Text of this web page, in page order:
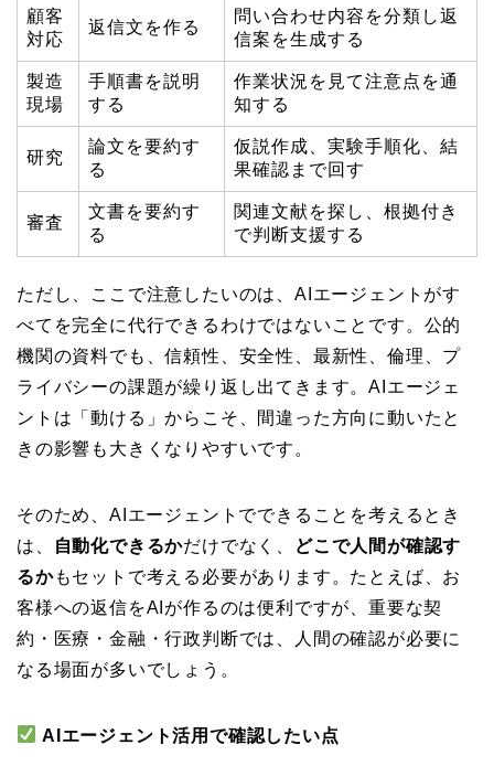
顧客
対応
返信文を作る
問い合わせ内容を分類し返
信案を生成する
製造
現場
手順書を説明
する
作業状況を見て注意点を通
知する
研究
論文を要約す
る
仮説作成、実験手順化、結
果確認まで回す
審査
文書を要約す
る
関連文献を探し、根拠付き
で判断支援する
ただし、ここで注意したいのは、AIエージェントがす
べてを完全に代行できるわけではないことです。公的
機関の資料でも、信頼性、安全性、最新性、倫理、プ
ライバシーの課題が繰り返し出てきます。AIエージェ
ントは「動ける」からこそ、間違った方向に動いたと
きの影響も大きくなりやすいです。
そのため、AIエージェントでできることを考えるとき
は、
自動化できるかだけでなく、
どこで人間が確認す
るかもセットで考える必要があります。たとえば、お
客様への返信をAIが作るのは便利ですが、重要な契
約・医療・金融・行政判断では、人間の確認が必要に
なる場面が多いでしょう。
AIエージェント活用で確認したい点